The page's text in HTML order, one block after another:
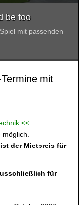
be too
mit passenden
mit
<<.
möglich.
der Mietpreis für
für